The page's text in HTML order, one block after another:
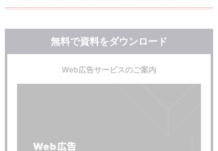
無料で資料をダウンロード
Web広告サービスのご案内